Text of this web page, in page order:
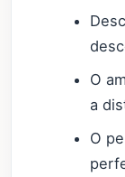
O
a
O